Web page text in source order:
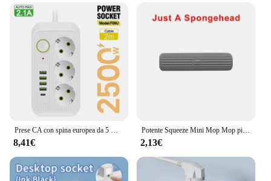
Prese CA con spina europea da 5 m Presa multipla Cavo di prolunga Presa multipla Elettrica con adattatore filtro di rete a ricarica rapida USB tipo C
8,41€
Potente Squeeze Mini Mop Mop pieghevoli per la pulizia della casa con spugna Mop per il lavaggio dei pavimenti autocomprimenti strumenti per la pulizia dell'auto della finestra della scrivania
2,13€